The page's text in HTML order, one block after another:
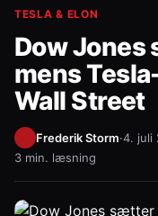
TESLA & ELON
Dow
mens
Wall Street
Frederik Storm·4. juli
3 min. læsning